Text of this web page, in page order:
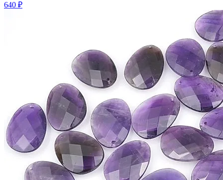
640 ₽